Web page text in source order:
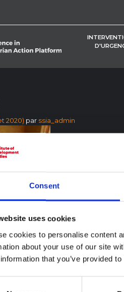
Consent
uses cookies
cookies to personalise content
about your use of our site
that you’ve provided
2020) par ssia_admin
publier un commentaire.